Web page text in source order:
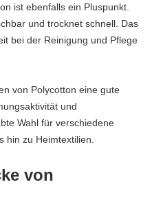
ist ebenfalls ein Pluspunkt.
und trocknet schnell. Das
bei der Reinigung und Pflege
von Polycotton eine gute
und
Wahl für verschiedene
hin zu Heimtextilien.
von